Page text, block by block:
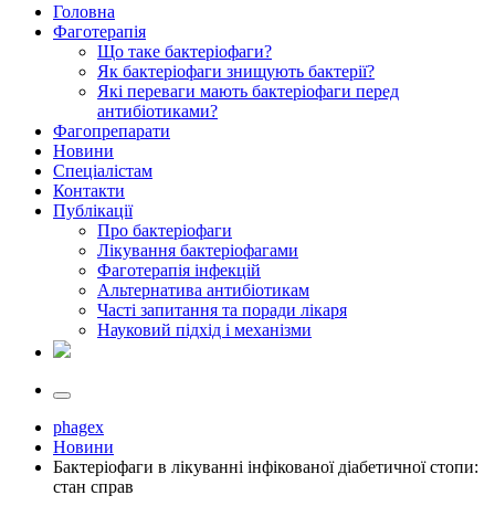
Головна
Фаготерапія
Що таке бактеріофаги?
Як бактеріофаги знищують бактерії?
Які переваги мають бактеріофаги перед
антибіотиками?
Фагопрепарати
Новини
Спеціалістам
Контакти
Публікації
Про бактеріофаги
Лікування бактеріофагами
Фаготерапія інфекцій
Альтернатива антибіотикам
Часті запитання та поради лікаря
Науковий підхід і механізми
phagex
Новини
Бактеріофаги в лікуванні інфікованої діабетичної стопи:
стан справ